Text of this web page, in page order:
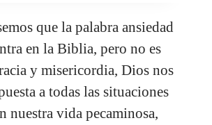
que la palabra ansiedad
en la Biblia, pero no es
y misericordia, Dios nos
a todas las situaciones
nuestra vida pecaminosa,